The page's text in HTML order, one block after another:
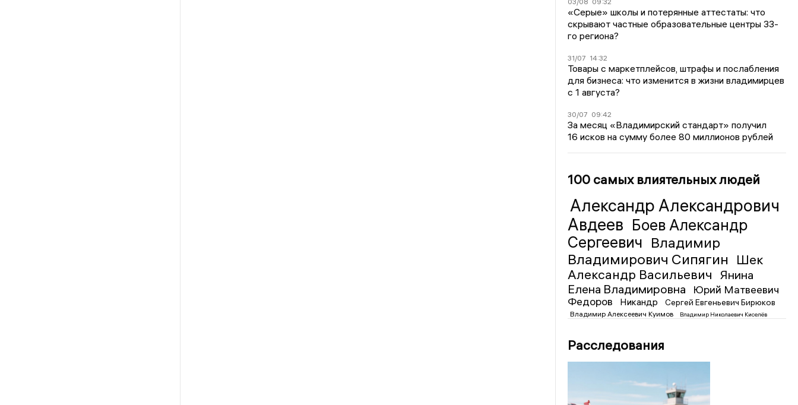
«Серые» школы и потерянные аттестаты: что
скрывают частные образовательные центры 33-
го региона?
31/07 14:32
Товары с маркетплейсов, штрафы и послабления
для бизнеса: что изменится в жизни владимирцев
с 1 августа?
30/07 09:42
За месяц «Владимирский стандарт» получил
16 исков на сумму более 80 миллионов рублей
100 самых влиятельных людей
Александр Александрович
Авдеев Боев Александр
Сергеевич Владимир
Владимирович Сипягин Шек
Александр Васильевич
Янина
Елена Владимировна
Юрий Матвеевич
Федоров
Никандр Сергей Евгеньевич Бирюков
Владимир Алексеевич Куимов Владимир Николаевич Киселёв
Расследования